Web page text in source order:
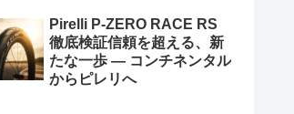
Pirelli P-ZERO RACE RS
徹底検証信頼を超える、新
たな一歩 ― コンチネンタル
からピレリへ